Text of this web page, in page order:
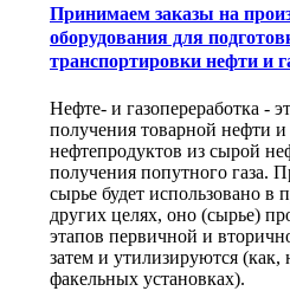
Принимаем заказы на
оборудования для
транспортировки нефти и
Нефте- и газопереработка -
получения товарной нефти и
нефтепродуктов из сырой
получения попутного газа.
сырье будет использовано
других целях, оно (сырье)
этапов первичной и
затем и утилизируются (как,
факельных установках).